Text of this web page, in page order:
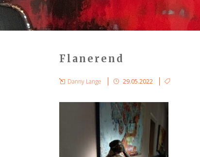
Flanerend
Danny Lange 29.05.2022